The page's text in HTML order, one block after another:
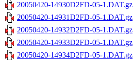
20050420-14930D2FD-05-1.DAT.gz
20050420-14931D2FD-05-1.DAT.gz
20050420-14932D2FD-05-1.DAT.gz
20050420-14933D2FD-05-1.DAT.gz
20050420-14934D2FD-05-1.DAT.gz